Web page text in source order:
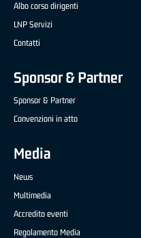
Albo corso dirigenti
LNP Servizi
Contatti
Sponsor & Partner
Sponsor & Partner
Convenzioni in atto
Media
News
Multimedia
Accredito eventi
Regolamento Media